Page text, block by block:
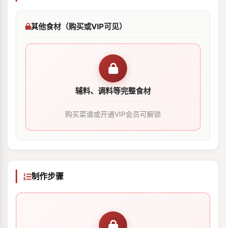
其他食材（购买或VIP可见）
辅料、调料等完整食材
购买菜谱或开通VIP会员可解锁
制作步骤